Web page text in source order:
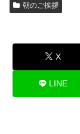
朝のご挨拶
X
LINE